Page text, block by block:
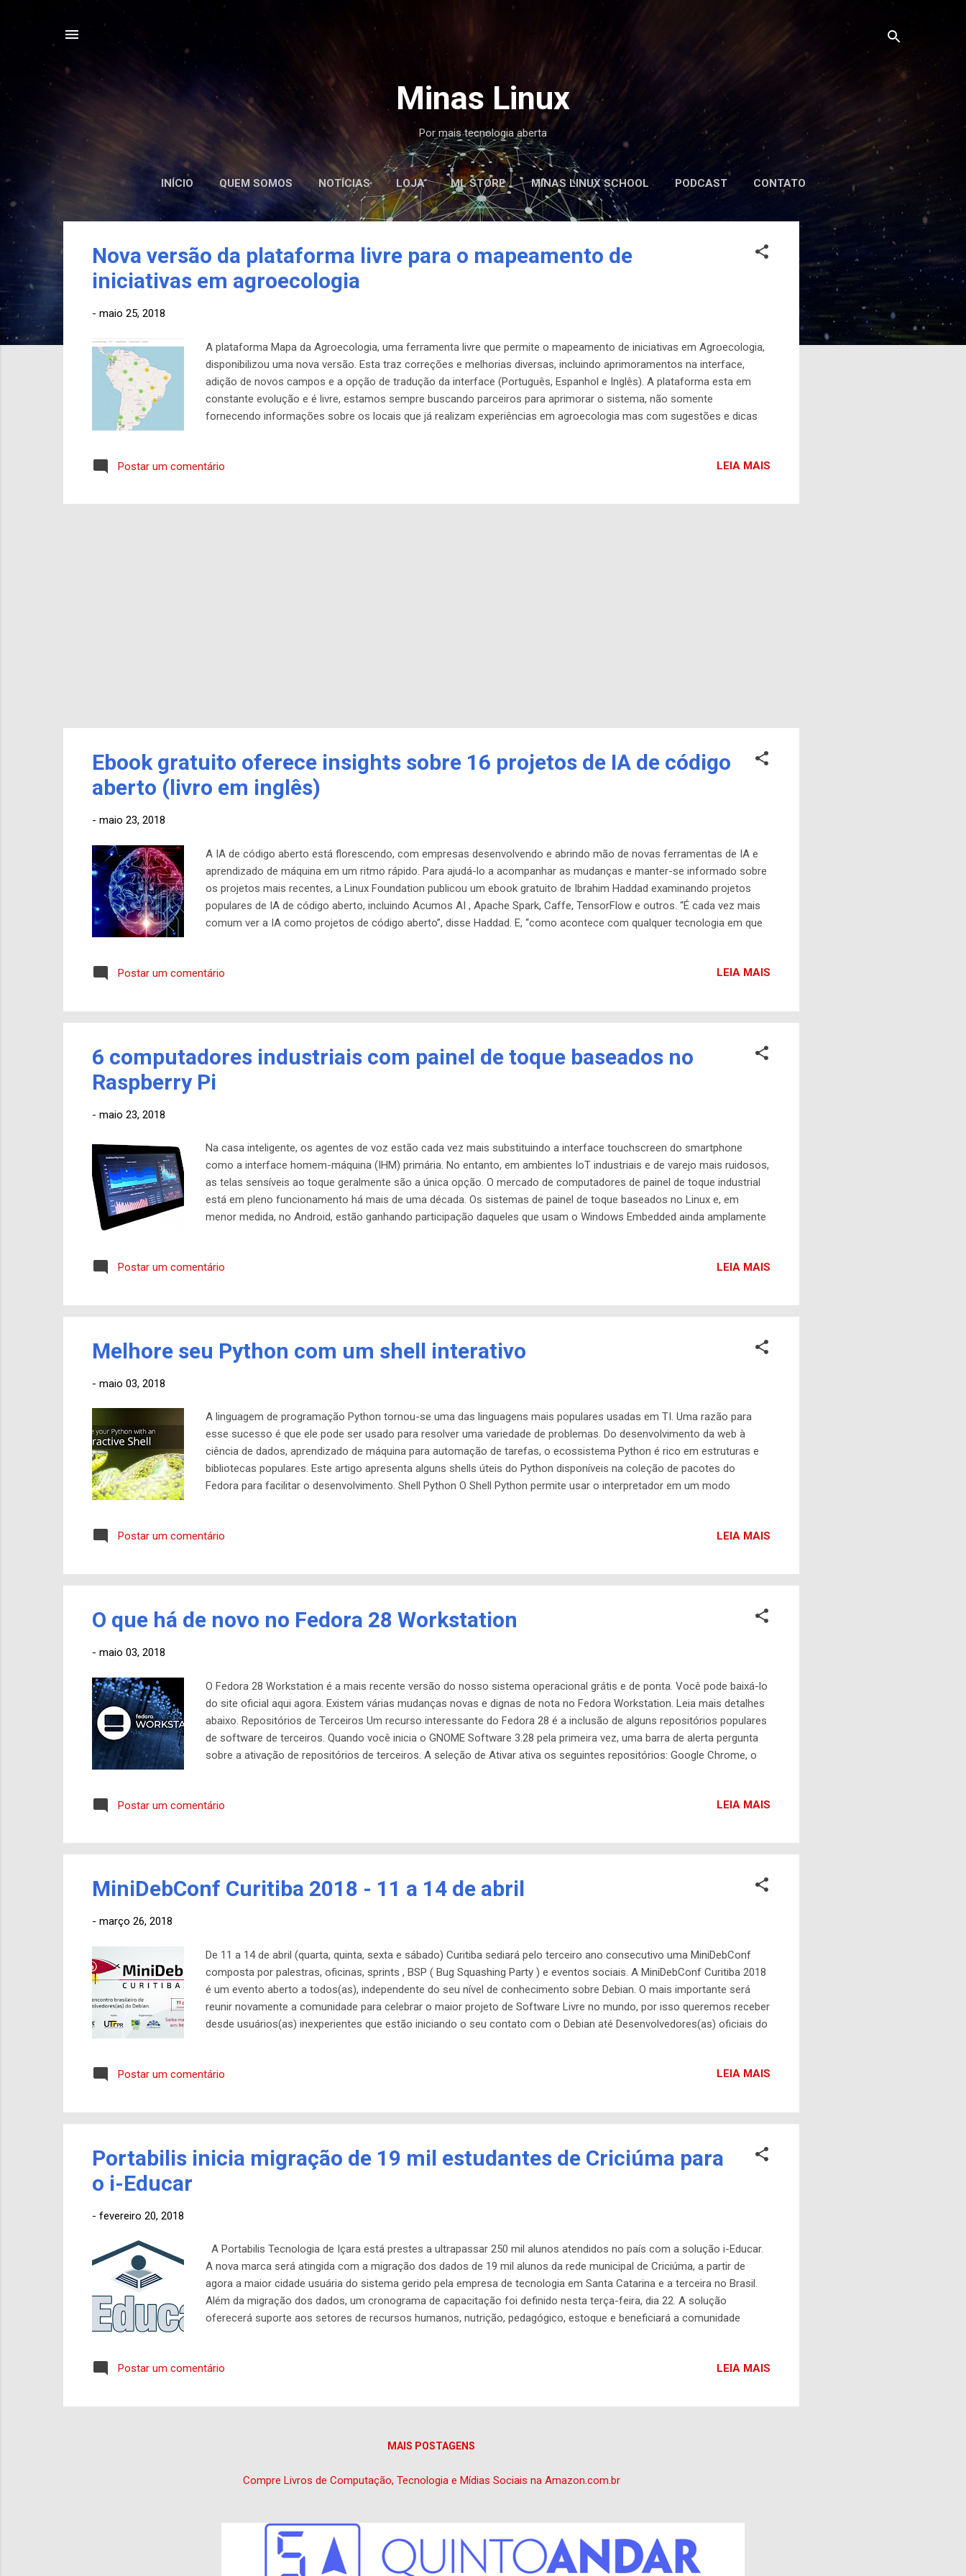
Minas Linux
Por mais tecnologia aberta
INÍCIO QUEM SOMOS NOTÍCIAS LOJA ML STORE MINAS LINUX SCHOOL PODCAST CONTATO
Nova versão da plataforma livre para o mapeamento de
iniciativas em agroecologia
- maio 25, 2018
A plataforma Mapa da Agroecologia, uma ferramenta livre que permite o mapeamento de iniciativas em Agroecologia,
disponibilizou uma nova versão. Esta traz correções e melhorias diversas, incluindo aprimoramentos na interface,
adição de novos campos e a opção de tradução da interface (Português, Espanhol e Inglês). A plataforma esta em
constante evolução e é livre, estamos sempre buscando parceiros para aprimorar o sistema, não somente
fornecendo informações sobre os locais que já realizam experiências em agroecologia mas com sugestões e dicas
apresentada durante o VI Congresso Latino-americano de Agroecologia (#Agroecologia2017) que ocorreu em Brasília,
Postar um comentário LEIA MAIS
Ebook gratuito oferece insights sobre 16 projetos de IA de código
aberto (livro em inglês)
- maio 23, 2018
A IA de código aberto está florescendo, com empresas desenvolvendo e abrindo mão de novas ferramentas de IA e
aprendizado de máquina em um ritmo rápido. Para ajudá-lo a acompanhar as mudanças e manter-se informado sobre
os projetos mais recentes, a Linux Foundation publicou um ebook gratuito de Ibrahim Haddad examinando projetos
populares de IA de código aberto, incluindo Acumos AI , Apache Spark, Caffe, TensorFlow e outros. “É cada vez mais
comum ver a IA como projetos de código aberto”, disse Haddad. E, “como acontece com qualquer tecnologia em que
histórias, bases de código e contribuições do GitHub. Neste livro com mais de 100 páginas, você obterá insights sobre
Postar um comentário LEIA MAIS
6 computadores industriais com painel de toque baseados no
Raspberry Pi
- maio 23, 2018
Na casa inteligente, os agentes de voz estão cada vez mais substituindo a interface touchscreen do smartphone
como a interface homem-máquina (IHM) primária. No entanto, em ambientes IoT industriais e de varejo mais ruidosos,
as telas sensíveis ao toque geralmente são a única opção. O mercado de computadores de painel de toque industrial
está em pleno funcionamento há mais de uma década. Os sistemas de painel de toque baseados no Linux e, em
menor medida, no Android, estão ganhando participação daqueles que usam o Windows Embedded ainda amplamente
despojado, enquanto os três últimos usam o Raspberry Pi 3 Model B SBC completo . O CM3 oferece o mesmo SoC
Bluet...
Postar um comentário LEIA MAIS
Melhore seu Python com um shell interativo
- maio 03, 2018
A linguagem de programação Python tornou-se uma das linguagens mais populares usadas em TI. Uma razão para
esse sucesso é que ele pode ser usado para resolver uma variedade de problemas. Do desenvolvimento da web à
ciência de dados, aprendizado de máquina para automação de tarefas, o ecossistema Python é rico em estruturas e
bibliotecas populares. Este artigo apresenta alguns shells úteis do Python disponíveis na coleção de pacotes do
Fedora para facilitar o desenvolvimento. Shell Python O Shell Python permite usar o interpretador em um modo
Fedora, no entanto. IPython O IPython fornece muitos aprimoramentos úteis para o shell Python. Os exemplos incluem
Postar um comentário LEIA MAIS
O que há de novo no Fedora 28 Workstation
- maio 03, 2018
O Fedora 28 Workstation é a mais recente versão do nosso sistema operacional grátis e de ponta. Você pode baixá-lo
do site oficial aqui agora. Existem várias mudanças novas e dignas de nota no Fedora Workstation. Leia mais detalhes
abaixo. Repositórios de Terceiros Um recurso interessante do Fedora 28 é a inclusão de alguns repositórios populares
de software de terceiros. Quando você inicia o GNOME Software 3.28 pela primeira vez, uma barra de alerta pergunta
sobre a ativação de repositórios de terceiros. A seleção de Ativar ativa os seguintes repositórios: Google Chrome, o
driver.repo ) Cliente Steam, plataforma de distribuição digital desenvolvida pela Valve Corporation ( rpmfusion-nonfree-
Postar um comentário LEIA MAIS
MiniDebConf Curitiba 2018 - 11 a 14 de abril
- março 26, 2018
De 11 a 14 de abril (quarta, quinta, sexta e sábado) Curitiba sediará pelo terceiro ano consecutivo uma MiniDebConf
composta por palestras, oficinas, sprints , BSP ( Bug Squashing Party ) e eventos sociais. A MiniDebConf Curitiba 2018
é um evento aberto a todos(as), independente do seu nível de conhecimento sobre Debian. O mais importante será
reunir novamente a comunidade para celebrar o maior projeto de Software Livre no mundo, por isso queremos receber
desde usuários(as) inexperientes que estão iniciando o seu contato com o Debian até Desenvolvedores(as) oficiais do
são organizadas MiniDebConfs ao redor do mundo, como se pode ver nesta página. A inscrição para a MiniDebConf
Postar um comentário LEIA MAIS
Portabilis inicia migração de 19 mil estudantes de Criciúma para
o i-Educar
- fevereiro 20, 2018
A Portabilis Tecnologia de Içara está prestes a ultrapassar 250 mil alunos atendidos no país com a solução i-Educar.
A nova marca será atingida com a migração dos dados de 19 mil alunos da rede municipal de Criciúma, a partir de
agora a maior cidade usuária do sistema gerido pela empresa de tecnologia em Santa Catarina e a terceira no Brasil.
Além da migração dos dados, um cronograma de capacitação foi definido nesta terça-feira, dia 22. A solução
oferecerá suporte aos setores de recursos humanos, nutrição, pedagógico, estoque e beneficiará a comunidade
pública. Criciúma é a maior cidade do Sul catarinense e faz parte da região que desenvolvemos a nossa startup. Isso
Postar um comentário LEIA MAIS
MAIS POSTAGENS
Compre Livros de Computação, Tecnologia e Mídias Sociais na Amazon.com.br